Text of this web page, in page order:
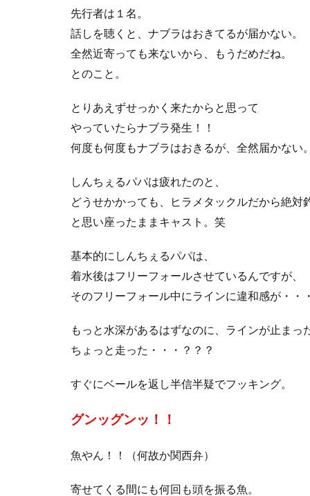
先行者は１名。
話しを聴くと、ナブラはおきてるが届かない。
全然近寄っても来ないから、もうだめだね。
とのこと。
とりあえずせっかく来たからと思って
やっていたらナブラ発生！！
何度も何度もナブラはおきるが、全然届かない。
しんちぇるパパは疲れたのと、
どうせかかっても、ヒラメタックルだから絶対
と思い座ったままキャスト。笑
基本的にしんちぇるパパは、
着水後はフリーフォールさせているんですが、
そのフリーフォール中にラインに違和感が・・・
もっと水深があるはずなのに、ラインが止まっ
ちょっと走った・・・？？？
すぐにベールを返し半信半疑でフッキング。
グンッグンッ！！
魚やん！！（何故か関西弁）
寄せてくる間にも何回も頭を振る魚。